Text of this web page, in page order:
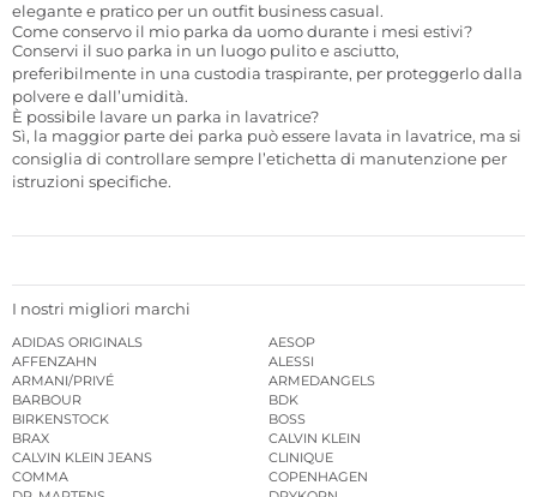
elegante e pratico per un outfit business casual.
Come conservo il mio parka da uomo durante i mesi estivi?
Conservi il suo parka in un luogo pulito e asciutto,
preferibilmente in una custodia traspirante, per proteggerlo dalla
polvere e dall’umidità.
È possibile lavare un parka in lavatrice?
Sì, la maggior parte dei parka può essere lavata in lavatrice, ma si
consiglia di controllare sempre l’etichetta di manutenzione per
istruzioni specifiche.
I nostri migliori marchi
ADIDAS ORIGINALS
AESOP
AFFENZAHN
ALESSI
ARMANI/PRIVÉ
ARMEDANGELS
BARBOUR
BDK
BIRKENSTOCK
BOSS
BRAX
CALVIN KLEIN
CALVIN KLEIN JEANS
CLINIQUE
COMMA
COPENHAGEN